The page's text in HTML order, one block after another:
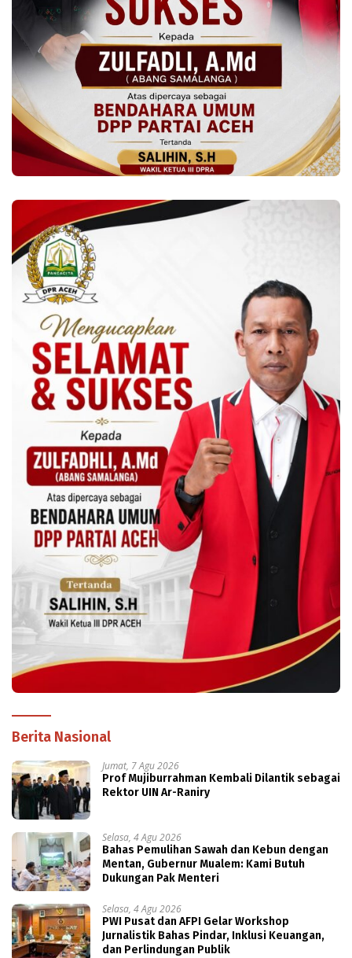
Berita Nasional
Jumat, 7 Agu 2026
Prof Mujiburrahman Kembali Dilantik sebagai
Rektor UIN Ar-Raniry
Selasa, 4 Agu 2026
Bahas Pemulihan Sawah dan Kebun dengan
Mentan, Gubernur Mualem: Kami Butuh
Dukungan Pak Menteri
Selasa, 4 Agu 2026
PWI Pusat dan AFPI Gelar Workshop
Jurnalistik Bahas Pindar, Inklusi Keuangan,
dan Perlindungan Publik